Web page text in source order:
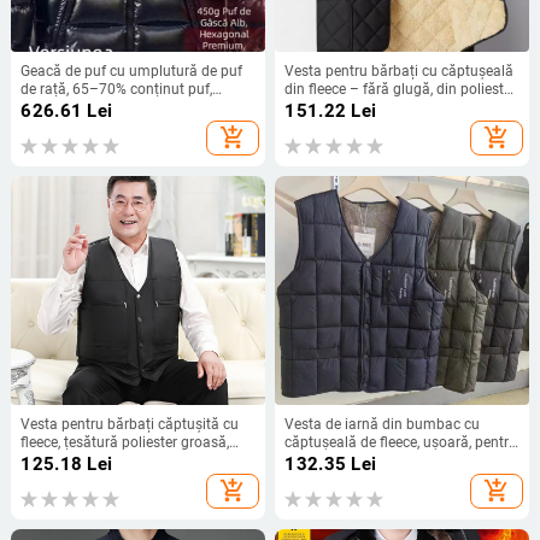
Geacă de puf cu umplutură de puf
de rață, 65–70% conținut puf,
izolație groasă, glugă, guler înalt și
626.61 Lei
add_shopping_cart
Vesta pentru bărbați cu căptușeală
din fleece – fără glugă, din poliester,
culoare uni, buzunare laterale cu
deschideri, lungime medie (50–65
cm)
151.22 Lei
add_shopping_cart
Vesta pentru bărbați căptușită cu
fleece, țesătură poliester groasă,
umplutură poliester, căptușeală
poliester, buzunare cu fermoar
125.18 Lei
add_shopping_cart
Vesta de iarnă din bumbac cu
căptușeală de fleece, ușoară, pentru
bărbați
132.35 Lei
add_shopping_cart